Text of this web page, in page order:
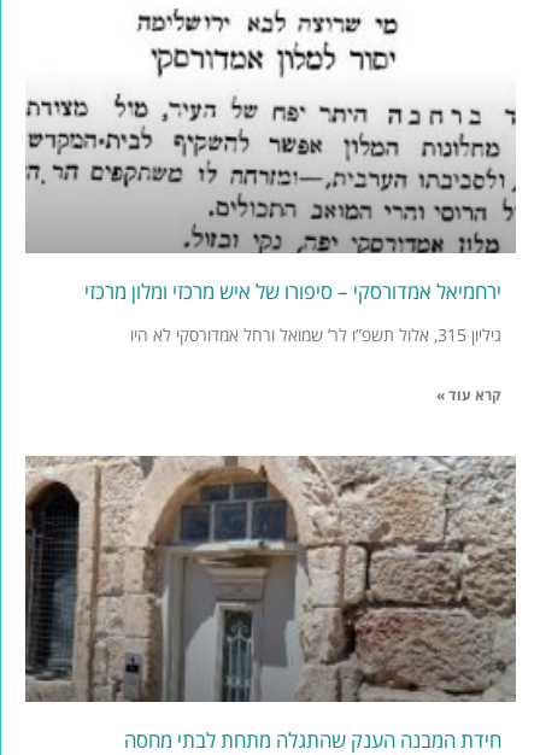
ירחמיאל אמדורסקי – סיפורו של איש מרכזי ומלון מרכזי
גיליון 315, אלול תשפ”ו לר’ שמואל ורחל אמדורסקי לא היו
קרא עוד »
חידת המבנה הענק שהתגלה מתחת לבתי מחסה